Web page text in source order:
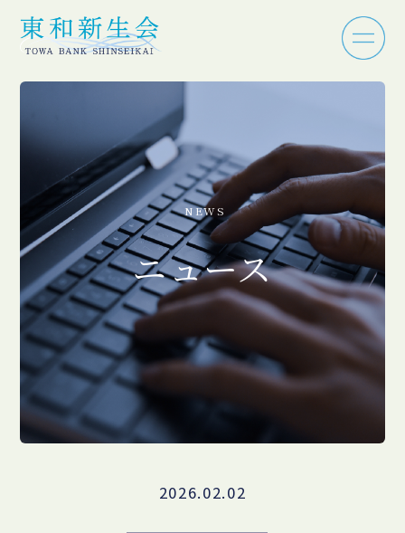
NEWS
ニュース
2026.02.02